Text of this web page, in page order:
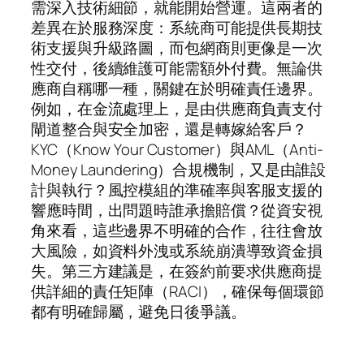
需深入技術細節，就能開始營運。這兩者的
差異在於服務深度：系統商可能提供長期技
術支援與升級路圖，而包網商則更像是一次
性交付，後續維護可能需額外付費。無論供
應商自稱哪一種，關鍵在於明確責任邊界。
例如，在金流處理上，是由供應商負責支付
閘道整合與安全加密，還是轉嫁給客戶？
KYC（Know Your Customer）與AML（Anti-
Money Laundering）合規機制，又是由誰設
計與執行？風控模組的準確率與客服支援的
響應時間，出問題時誰承擔賠償？從資安視
角來看，這些邊界不明確的合作，往往會放
大風險，如資料外洩或系統崩潰導致資金損
失。第三方建議是，在簽約前要求供應商提
供詳細的責任矩陣（RACI），確保每個環節
都有明確歸屬，避免日後爭議。